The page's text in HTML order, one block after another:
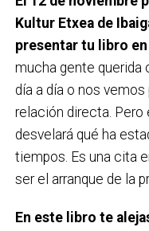
Kultur Etxea de
presentar tu libro en
mucha gente querida
día a día o nos
relación directa.
desvelará qué ha
tiempos. Es una cita
ser el arranque de la
En este libro te